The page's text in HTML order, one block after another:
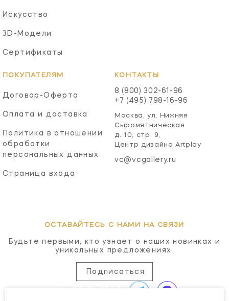
Искусство
3D-Модели
Сертификаты
ПОКУПАТЕЛЯМ
Договор-Оферта
Оплата и доставка
Политика в отношении
обработки
персональных данных
Страница входа
КОНТАКТЫ
8 (800) 302-61-96
+7 (495) 798-16-96
Москва, ул. Нижняя
Сыромятническая
д. 10, стр. 9,
Центр дизайна Artplay
vc@vcgallery.ru
ОСТАВАЙТЕСЬ С НАМИ НА СВЯЗИ
Будьте первыми, кто узнает о наших новинках и
уникальных предложениях.
Подписаться